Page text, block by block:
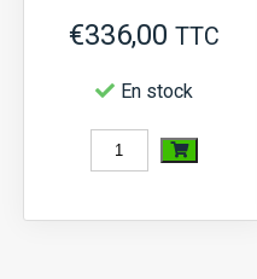
€336,00 TTC
En stock
quantité
Pompe